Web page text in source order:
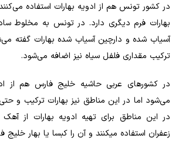
در کشور تونس هم از ادویه بهارات استفاده
بهارات فرم دیگری دارد. در تونس به مخلوط
آسیاب شده و دارچین آسیاب شده بهارات گفته
ترکیب مقداری فلفل سیاه نیز اضافه می‌شود.
در کشورهای عربی حاشیه خلیج فارس هم از
می‌شود اما در این مناطق نیز بهارات ترکیب و
در این مناطق برای تهیه ادویه بهارات از
زعفران استفاده میکنند و آن را کبسا یا بهار خلیج